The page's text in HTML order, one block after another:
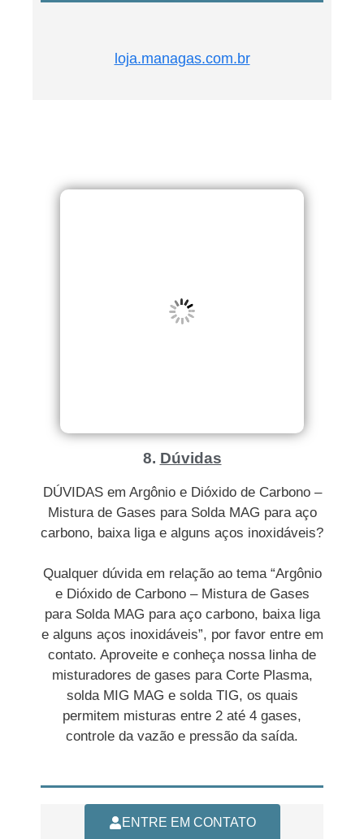
loja.managas.com.br
8. Dúvidas
DÚVIDAS em Argônio e Dióxido de Carbono –
Mistura de Gases para Solda MAG para aço
carbono, baixa liga e alguns aços inoxidáveis?
Qualquer dúvida em relação ao tema “Argônio
e Dióxido de Carbono – Mistura de Gases
para Solda MAG para aço carbono, baixa liga
e alguns aços inoxidáveis”, por favor entre em
contato. Aproveite e conheça nossa linha de
misturadores de gases para Corte Plasma,
solda MIG MAG e solda TIG, os quais
permitem misturas entre 2 até 4 gases,
controle da vazão e pressão da saída.
ENTRE EM CONTATO